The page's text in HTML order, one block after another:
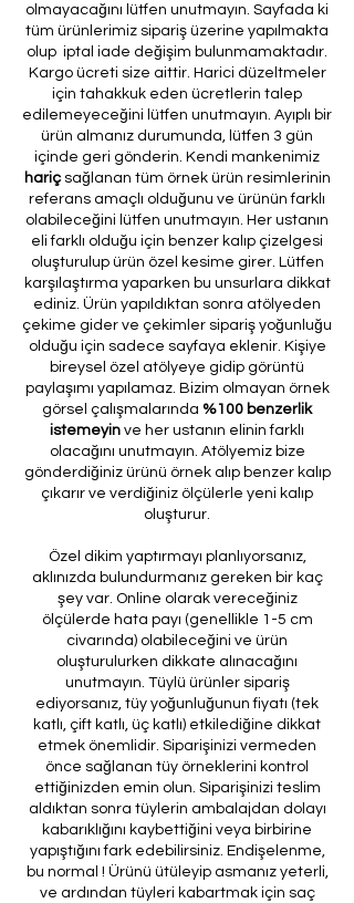
olmayacağını lütfen unutmayın. Sayfada ki
tüm ürünlerimiz sipariş üzerine yapılmakta
olup iptal iade değişim bulunmamaktadır.
Kargo ücreti size aittir. Harici düzeltmeler
için tahakkuk eden ücretlerin talep
edilemeyeceğini lütfen unutmayın. Ayıplı bir
ürün almanız durumunda, lütfen 3 gün
içinde geri gönderin. Kendi mankenimiz
hariçsağlanan tüm örnek ürün resimlerinin
referans amaçlı olduğunu ve ürünün farklı
olabileceğini lütfen unutmayın. Her ustanın
eli farklı olduğu için benzer kalıp çizelgesi
oluşturulup ürün özel kesime girer. Lütfen
karşılaştırma yaparken bu unsurlara dikkat
ediniz. Ürün yapıldıktan sonra atölyeden
çekime gider ve çekimler sipariş yoğunluğu
olduğu için sadece sayfaya eklenir. Kişiye
bireysel özel atölyeye gidip görüntü
paylaşımı yapılamaz. Bizim olmayan örnek
görsel çalışmalarında %100 benzerlik
istemeyin ve her ustanın elinin farklı
olacağını unutmayın. Atölyemiz bize
gönderdiğiniz ürünü örnek alıp benzer kalıp
çıkarır ve verdiğiniz ölçülerle yeni kalıp
oluşturur.
Özel dikim yaptırmayı planlıyorsanız,
aklınızda bulundurmanız gereken bir kaç
şey var. Online olarak vereceğiniz
ölçülerde hata payı (genellikle 1-5 cm
civarında) olabileceğini ve ürün
oluşturulurken dikkate alınacağını
unutmayın. Tüylü ürünler sipariş
ediyorsanız, tüy yoğunluğunun fiyatı (tek
katlı, çift katlı, üç katlı) etkilediğine dikkat
etmek önemlidir. Siparişinizi vermeden
önce sağlanan tüy örneklerini kontrol
ettiğinizden emin olun. Siparişinizi teslim
aldıktan sonra tüylerin ambalajdan dolayı
kabarıklığını kaybettiğini veya birbirine
yapıştığını fark edebilirsiniz. Endişelenme,
bu normal ! Ürünü ütüleyip asmanız yeterli,
ve ardından tüyleri kabartmak için saç